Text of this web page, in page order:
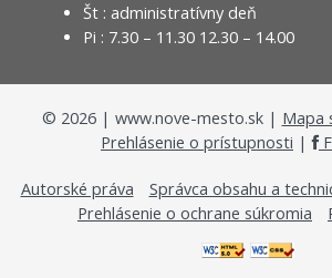
Št : administratívny deň
Pi : 7.30 – 11.30 12.30 – 14.00
© 2026| www.nove-mesto.sk | Mapa
Prehlásenie o prístupnosti |
Autorské práva
Správca obsahu a
Prehlásenie o ochrane súkromia